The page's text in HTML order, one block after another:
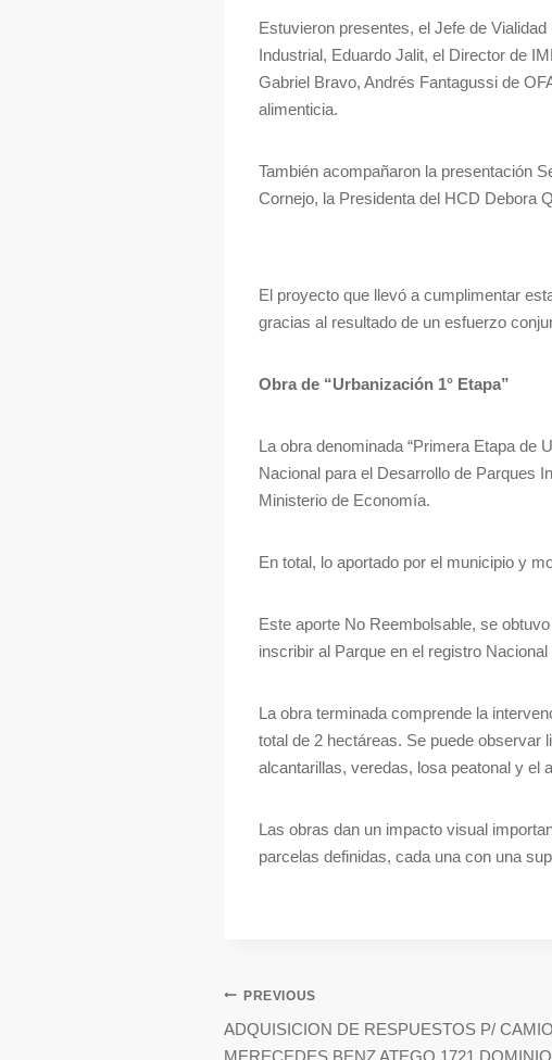
Estuvieron presentes, el Jefe de
Industrial, Eduardo Jalit, el Director de
Gabriel Bravo, Andrés Fantagussi de
alimenticia.
También acompañaron la presentación
Cornejo, la Presidenta del HCD Debora
El proyecto que llevó a cumplimentar
gracias al resultado de un esfuerzo
Obra de “Urbanización 1° Etapa”
La obra denominada “Primera Etapa de
Nacional para el Desarrollo de Parques
Ministerio de Economía.
En total, lo aportado por el municipio y
Este aporte No Reembolsable, se
inscribir al Parque en el registro
La obra terminada comprende la
total de 2 hectáreas. Se puede observar
alcantarillas, veredas, losa peatonal y el
Las obras dan un impacto visual
parcelas definidas, cada una con una
PREVIOUS
ADQUISICION DE RESPUESTOS P/